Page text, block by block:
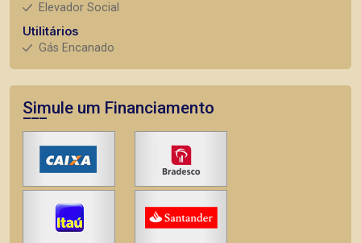
Elevador Social
Utilitários
Gás Encanado
Simule um Financiamento